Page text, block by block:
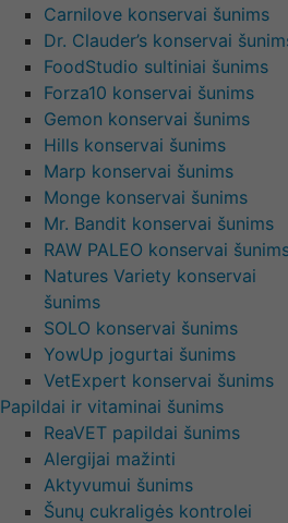
Carnilove konservai šunims
Dr. Clauder’s konservai
FoodStudio sultiniai šunims
Forza10 konservai šunims
Gemon konservai šunims
Hills konservai šunims
Marp konservai šunims
Monge konservai šunims
Mr. Bandit konservai šunims
RAW PALEO konservai
Natures Variety konservai
šunims
SOLO konservai šunims
YowUp jogurtai šunims
VetExpert konservai šunims
Papildai ir vitaminai šunims
ReaVET papildai šunims
Alergijai mažinti
Aktyvumui šunims
Šunų cukraligės kontrolei